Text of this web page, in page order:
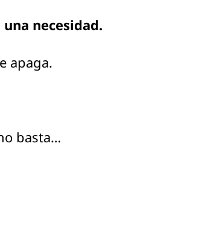
necesidad.
apaga.
basta…